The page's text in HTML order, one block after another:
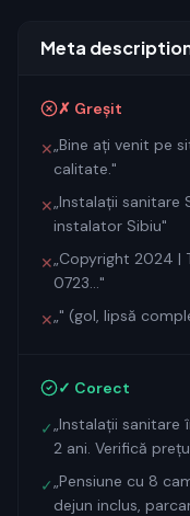
Meta
✗ Greșit
✕„Bine ați venit pe
calitate."
✕„Instalații sanitare
instalator Sibiu"
✕„Copyright 2024 |
0723..."
✕„" (gol, lipsă
✓ Corect
✓„Instalații sanitare
2 ani. Verifică
✓„Pensiune cu 8
dejun inclus,